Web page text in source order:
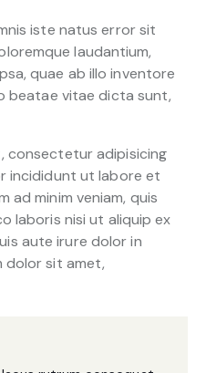
iste natus error sit
laudantium,
quae ab illo inventore
beatae vitae dicta sunt,
consectetur adipisicing
incididunt ut labore et
ad minim veniam, quis
laboris nisi ut aliquip ex
aute irure dolor in
dolor sit amet,